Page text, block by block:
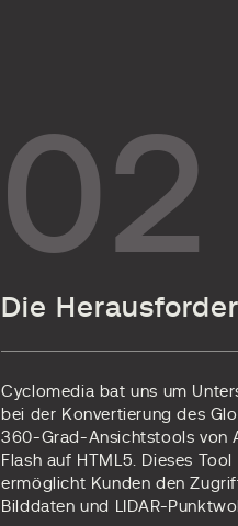
02
Die
Cyclomedia bat uns um
bei der Konvertierung des
360-Grad-Ansichtstools von
Flash auf HTML5. Dieses Tool
ermöglicht Kunden den
Bilddaten und LIDAR-